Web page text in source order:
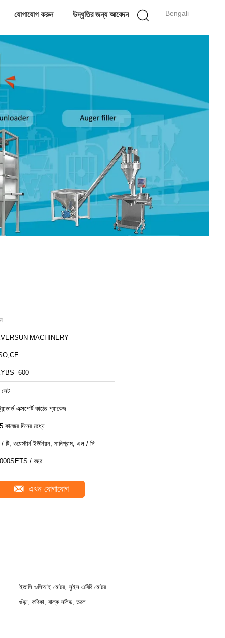
Bengali
যোগাযোগ করুন উদ্ধৃতির জন্য আবেদন
MACHINERY
-600
এক্সপোর্ট কাঠের প্যাকেজ
কাজের দিনের মধ্যে
/ টি, ওয়েস্টার্ন ইউনিয়ন, মানিগ্রাম, এল / সি
/ বছর
এখন যোগাযোগ
ইতালি ওলিআই মোটর, সুইস এবিবি মোটর
গুঁড়া, কণিকা, বাল্ক সলিড, তরল